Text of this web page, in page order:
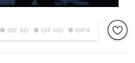
● GIF SD ● GIF HD ● MP4